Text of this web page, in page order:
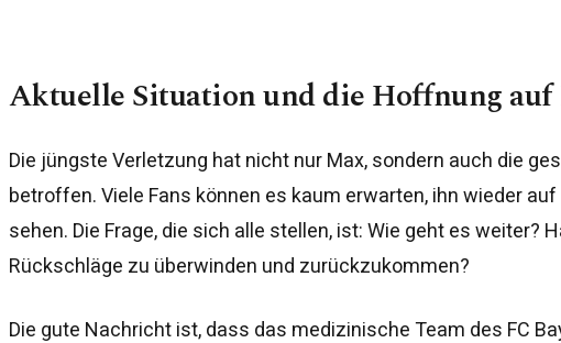
Aktuelle Situation und die Hoffnung
Die jüngste Verletzung hat nicht nur Max, sondern auch die
betroffen. Viele Fans können es kaum erwarten, ihn wieder
sehen. Die Frage, die sich alle stellen, ist: Wie geht es weiter?
Rückschläge zu überwinden und zurückzukommen?
Die gute Nachricht ist, dass das medizinische Team des FC